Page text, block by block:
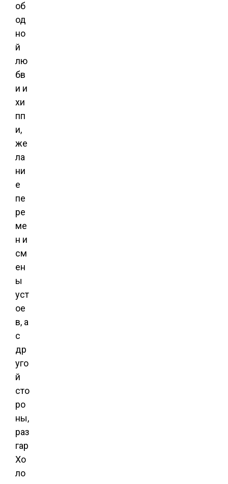
об
од
но
й
лю
бв
и и
хи
пп
и,
же
ла
ни
е
пе
ре
ме
н и
см
ен
ы
уст
ое
в, а
с
др
уго
й
сто
ро
ны,
раз
гар
Хо
ло